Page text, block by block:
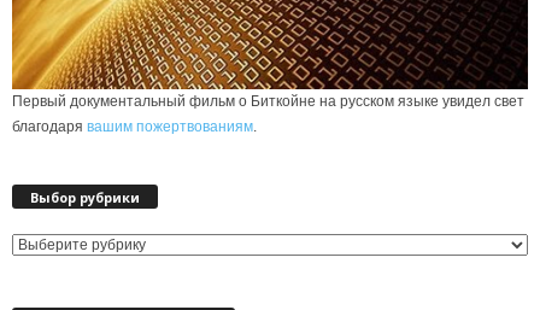
Первый документальный фильм о Биткойне на русском языке увидел свет
благодаря вашим пожертвованиям.
Выбор рубрики
Выбор